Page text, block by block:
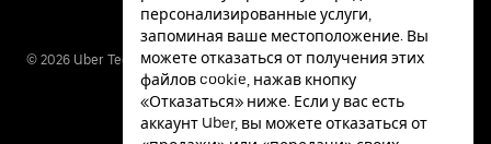
© 2026 Uber Technologies Inc.
персонализированные услуги,
запоминая ваше местоположение. Вы
можете отказаться от получения этих
файлов cookie, нажав кнопку
«Отказаться» ниже. Если у вас есть
аккаунт Uber, вы можете отказаться от